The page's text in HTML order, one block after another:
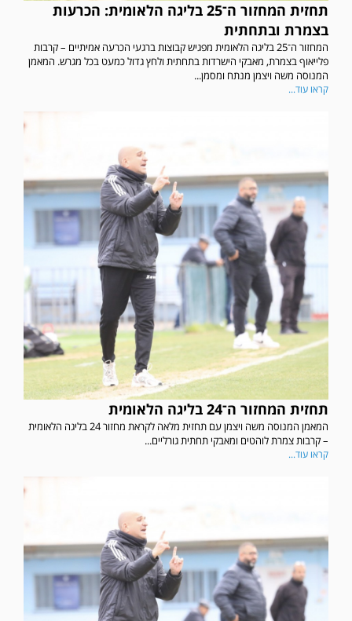
תחזית המחזור ה־25 בליגה הלאומית: הכרעות
בצמרת ובתחתית
המחזור ה־25 בליגה הלאומית מפגיש קבוצות ברגעי הכרעה אמיתיים – קרבות
פלייאוף בצמרת, מאבקי הישרדות בתחתית ולחץ גדול כמעט בכל מגרש. המאמן
המנוסה משה ויצמן מנתח ומסמן...
קראו עוד...
תחזית המחזור ה־24 בליגה הלאומית
המאמן המנוסה משה ויצמן עם תחזית מלאה לקראת מחזור 24 בליגה הלאומית
– קרבות צמרת לוהטים ומאבקי תחתית גורליים...
קראו עוד...